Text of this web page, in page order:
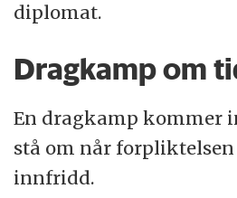
diplomat.
Dragkamp om
En dragkamp kommer
stå om når
innfridd.